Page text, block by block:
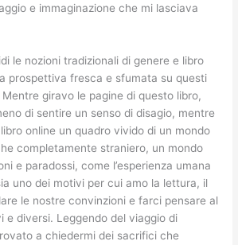
e immaginazione che mi lasciava
le nozioni tradizionali di genere e libro
prospettiva fresca e sfumata su questi
giravo le pagine di questo libro,
di sentire un senso di disagio, mentre
online un quadro vivido di un mondo
completamente straniero, un mondo
e paradossi, come l’esperienza umana
uno dei motivi per cui amo la lettura, il
le nostre convinzioni e farci pensare al
e diversi. Leggendo del viaggio di
a chiedermi dei sacrifici che